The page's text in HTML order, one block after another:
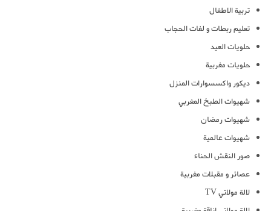
تربية الاطفال
تعليم ربطات و لفات الحجاب
حلويات العيد
حلويات مغربية
ديكور واكسسوارات المنزل
شهيوات الطبخ المغربي
شهيوات رمضان
شهيوات عالمية
صور النقش الحناء
عصائر و مقبلات مغربية
لالة مولاتي TV